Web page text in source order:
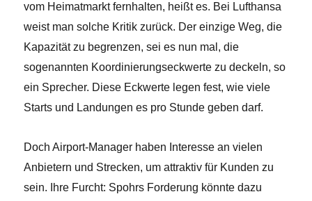
vom Heimatmarkt fernhalten, heißt es. Bei Lufthansa
weist man solche Kritik zurück. Der einzige Weg, die
Kapazität zu begrenzen, sei es nun mal, die
sogenannten Koordinierungseckwerte zu deckeln, so
ein Sprecher. Diese Eckwerte legen fest, wie viele
Starts und Landungen es pro Stunde geben darf.
Doch Airport-Manager haben Interesse an vielen
Anbietern und Strecken, um attraktiv für Kunden zu
sein. Ihre Furcht: Spohrs Forderung könnte dazu